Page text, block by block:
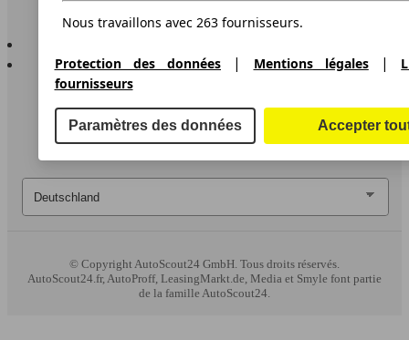
AutoScout24 pour Android
© CopyrightAutoScout24 GmbH. Tous droits réservés.
AutoScout24.fr, AutoProff, LeasingMarkt.de, Media et Smyle font partie
de la famille AutoScout24.
Nous travaillons avec 263 fournisseurs.
Protection des données | Mentions légales|
fournisseurs
Paramètres des données Accepter